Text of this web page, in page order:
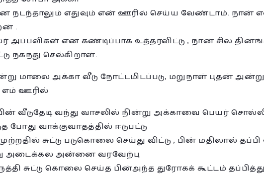
நடந்தாலும் எதுவும் என் ஊரில் செய்ய வேண்டாம். நான்
.
என கண்டிப்பாக உத்தரவிட்டு , நான் சில
நகந்து செல்கிறாள்.
மாலை அக்கா வீடு நோட்டமிடப்படு, மறுநாள் புதன்
எம் ஊரில்
வீடுதேடி வந்து வாசலில் நின்று அக்காவை பெயர்
வாக்குவாதத்தில் ஈடுபட்டு
சுட்டு படுகொலை செய்து விட்டு , பின் மதிலால்
அடைக்கல அன்னை வரவேற்பு
சுட்டு கொலை செய்த பின்அந்த துரோகக் கூட்டம்